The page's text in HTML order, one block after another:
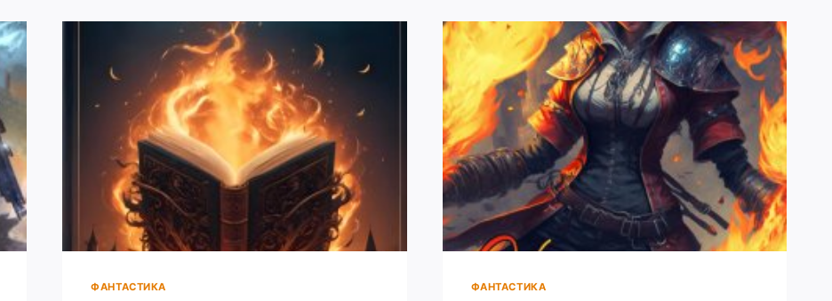
ВТОРАЯ.
ФАНТАСТИКА ФАНТАСТИКА